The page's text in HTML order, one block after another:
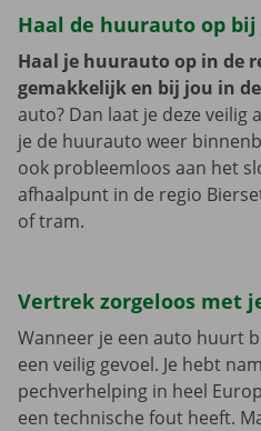
Haal de huurauto op
Haal je huurauto op in de
gemakkelijk en bij jou in
auto? Dan laat je deze
je de huurauto weer
ook probleemloos aan het
afhaalpunt in de regio
of tram.
Vertrek zorgeloos met
Wanneer je een auto huurt
een veilig gevoel. Je hebt
pechverhelping in heel
een technische fout heeft.